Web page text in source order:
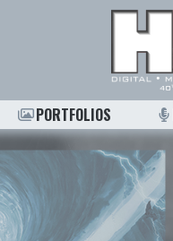
PORTFOLIOS